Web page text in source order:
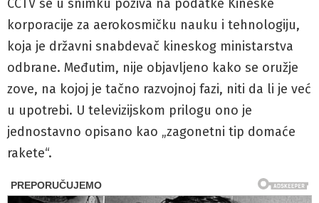
CCTV se u snimku poziva na podatke Kineske
korporacije za aerokosmičku nauku i tehnologiju,
koja je državni snabdevač kineskog ministarstva
odbrane. Međutim, nije objavljeno kako se oružje
zove, na kojoj je tačno razvojnoj fazi, niti da li je već
u upotrebi. U televizijskom prilogu ono je
jednostavno opisano kao „zagonetni tip domaće
rakete“.